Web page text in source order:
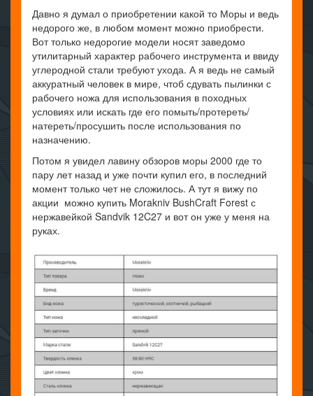
Давно я думал о приобретении какой то Моры и ведь
недорого же, в любом момент можно приобрести.
Вот только недорогие модели носят заведомо
утилитарный характер рабочего инструмента и ввиду
углеродной стали требуют ухода. А я ведь не самый
аккуратный человек в мире, чтоб сдувать пылинки с
рабочего ножа для использования в походных
условиях или искать где его помыть/протереть/
натереть/просушить после использования по
назначению.
Потом я увидел лавину обзоров моры 2000 где то
пару лет назад и уже почти купил его, в последний
момент только чет не сложилось. А тут я вижу по
акции можно купить Morakniv BushCraft Forest с
нержавейкой Sandvik 12C27 и вот он уже у меня на
руках.